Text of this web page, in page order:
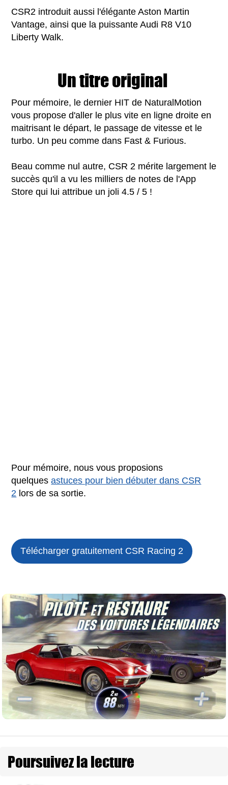
CSR2 introduit aussi l'élégante Aston Martin
Vantage, ainsi que la puissante Audi R8 V10
Liberty Walk.
Un titre original
Pour mémoire, le dernier HIT de NaturalMotion
vous propose d'aller le plus vite en ligne droite en
maitrisant le départ, le passage de vitesse et le
turbo. Un peu comme dans Fast & Furious.
Beau comme nul autre, CSR 2 mérite largement le
succès qu'il a vu les milliers de notes de l'App
Store qui lui attribue un joli 4.5 / 5 !
Pour mémoire, nous vous proposions
quelquesastuces pour bien débuter dans CSR
2 lors de sa sortie.
Télécharger gratuitement CSR Racing 2
Poursuivez la lecture